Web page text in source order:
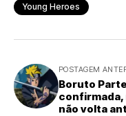
Young Heroes
POSTAGEM
Boruto
confirmada,
não volta